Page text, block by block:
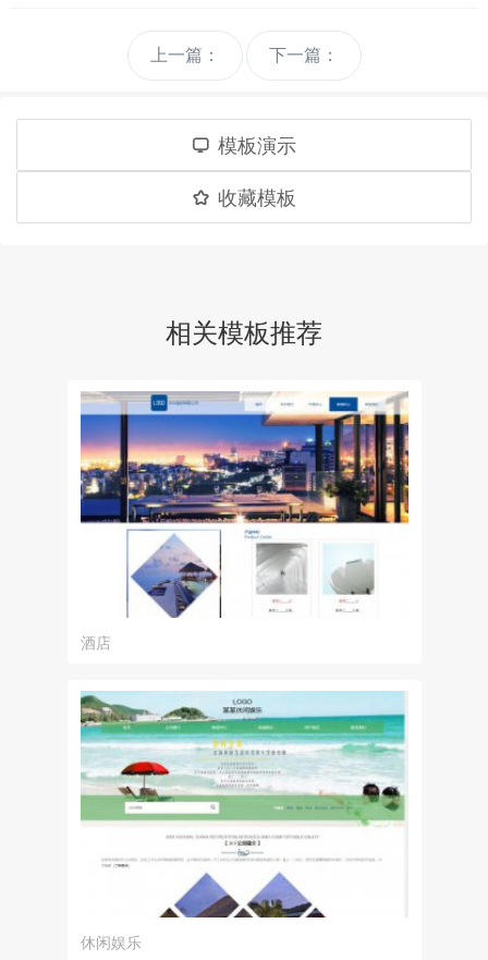
上一篇： 下一篇：
模板演示
收藏模板
相关模板推荐
酒店
休闲娱乐